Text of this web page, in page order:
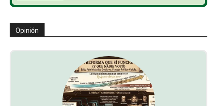
Opinión